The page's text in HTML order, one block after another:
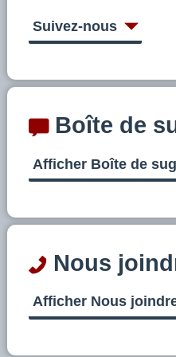
Suivez-nous
Boîte de
Afficher Boîte de
Nous
Afficher Nous